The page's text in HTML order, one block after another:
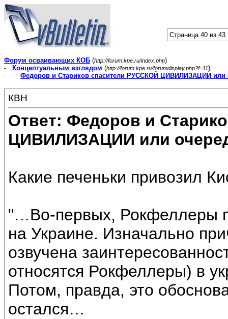
Страница 40 из 43
Форум осваивающих КОБ (http://forum.kpe.ru/index.php)
-
Концептуальным взглядом (http://forum.kpe.ru/forumdisplay.php?f=11)
- - Федоров и Стариков спасители РУССКОЙ ЦИВИЛИЗАЦИИ или
КВН
Ответ: Федоров и
ЦИВИЛИЗАЦИИ или
Какие печеньки привозил
"…Во-первых, Рокфеллеры
на Украине. Изначально
озвучена
относятся Рокфеллеры) в
Потом, правда, это
остался…